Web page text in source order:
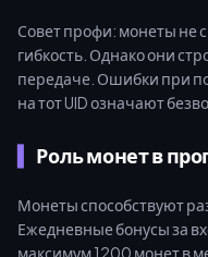
Совет профи: монеты не
гибкость. Однако они
передаче. Ошибки при
на тот UID означают
Роль монет в
Монеты способствуют
Ежедневные бонусы за
максимум 1200 монет в